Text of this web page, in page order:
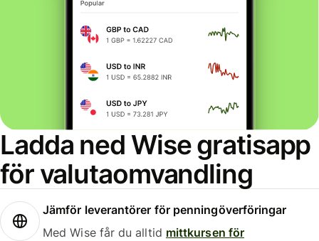
Ladda ned Wise gratisapp
för valutaomvandling
Jämför leverantörer för penningöverföringar
Med Wise får du alltid mittkursen för